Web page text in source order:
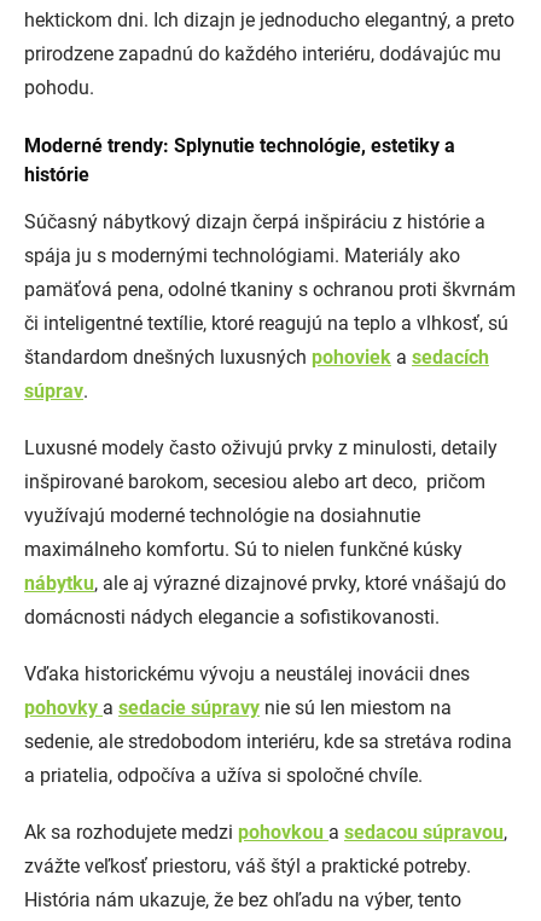
hektickom dni. Ich dizajn je jednoducho elegantný, a preto
prirodzene zapadnú do každého interiéru, dodávajúc mu
pohodu.
Moderné trendy: Splynutie technológie, estetiky a
histórie
Súčasný nábytkový dizajn čerpá inšpiráciu z histórie a
spája ju s modernými technológiami. Materiály ako
pamäťová pena, odolné tkaniny s ochranou proti škvrnám
či inteligentné textílie, ktoré reagujú na teplo a vlhkosť, sú
štandardom dnešných luxusných pohoviek a sedacích
súprav.
Luxusné modely často oživujú prvky z minulosti, detaily
inšpirované barokom, secesiou alebo art deco, pričom
využívajú moderné technológie na dosiahnutie
maximálneho komfortu. Sú to nielen funkčné kúsky
nábytku, ale aj výrazné dizajnové prvky, ktoré vnášajú do
domácnosti nádych elegancie a sofistikovanosti.
Vďaka historickému vývoju a neustálej inovácii dnes
pohovky a sedacie súpravy nie sú len miestom na
sedenie, ale stredobodom interiéru, kde sa stretáva rodina
a priatelia, odpočíva a užíva si spoločné chvíle.
Ak sa rozhodujete medzi pohovkou a sedacou súpravou,
zvážte veľkosť priestoru, váš štýl a praktické potreby.
História nám ukazuje, že bez ohľadu na výber, tento